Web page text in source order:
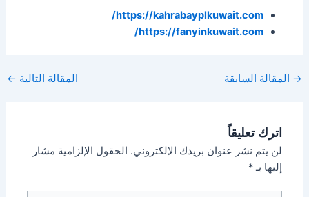
https://kahrabayplkuwait.com/
https://fanyinkuwait.com/
Post
→ المقالة السابقة المقالة التالية ←
اترك تعليقاً
لن يتم نشر عنوان بريدك الإلكتروني. الحقول الإلزامية مشار
إليها بـ*